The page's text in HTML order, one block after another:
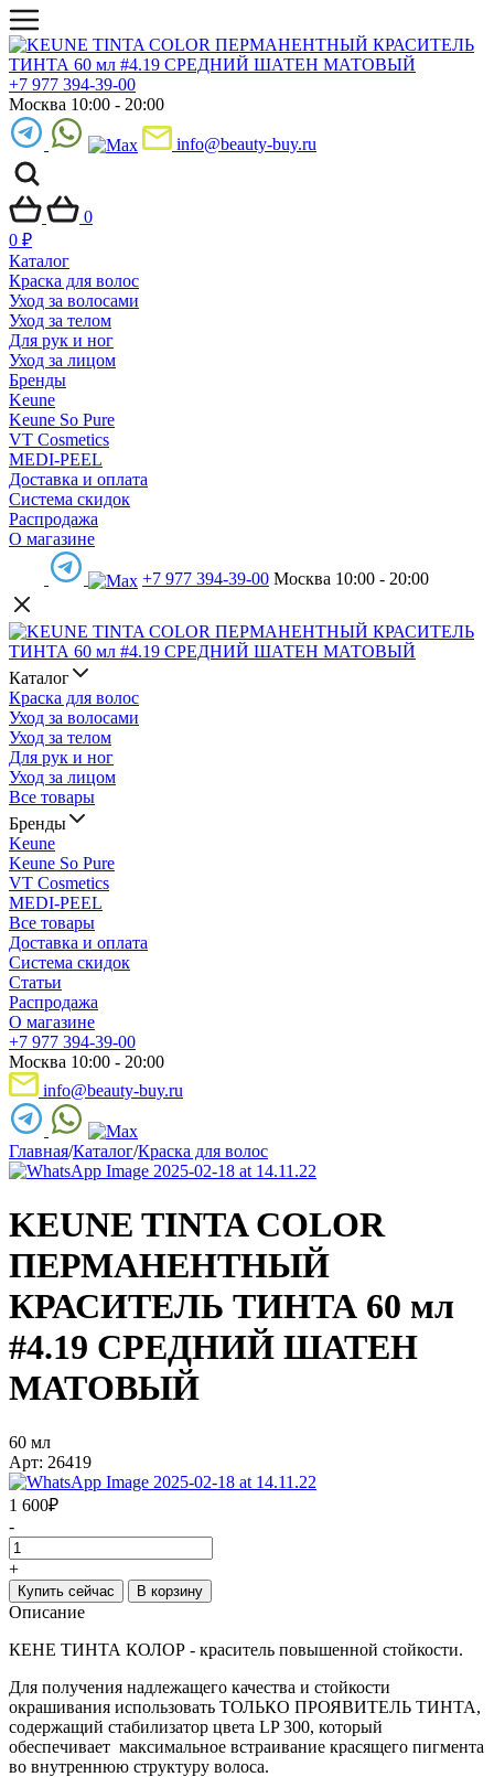
+7 977 394-39-00
Москва 10:00 - 20:00
info@beauty-buy.ru
0
0 ₽
Каталог
Краска для волос
Уход за волосами
Уход за телом
Для рук и ног
Уход за лицом
Бренды
Keune
Keune So Pure
VT Cosmetics
MEDI-PEEL
Доставка и оплата
Система скидок
Распродажа
О магазине
+7 977 394-39-00 Москва 10:00 - 20:00
Каталог
Краска для волос
Уход за волосами
Уход за телом
Для рук и ног
Уход за лицом
Все товары
Бренды
Keune
Keune So Pure
VT Cosmetics
MEDI-PEEL
Все товары
Доставка и оплата
Система скидок
Статьи
Распродажа
О магазине
+7 977 394-39-00
Москва 10:00 - 20:00
info@beauty-buy.ru
Главная/Каталог/Краска для волос
KEUNE TINTA COLOR
ПЕРМАНЕНТНЫЙ
КРАСИТЕЛЬ ТИНТА 60 мл
#4.19 СРЕДНИЙ ШАТЕН
МАТОВЫЙ
60 мл
Арт: 26419
1 600₽
-
+
Купить сейчас В корзину
Описание
КЕНЕ ТИНТА КОЛОР - краситель повышенной стойкости.
Для получения надлежащего качества и стойкости
окрашивания использовать ТОЛЬКО ПРОЯВИТЕЛЬ ТИНТА,
содержащий стабилизатор цвета LP 300, который
обеспечивает максимальное встраивание красящего пигмента
во внутреннюю структуру волоса.